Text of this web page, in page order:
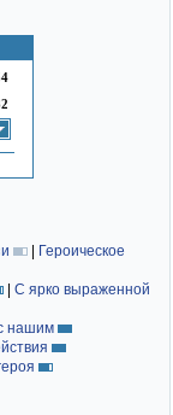
| Героическое
| С ярко выраженной
нашим